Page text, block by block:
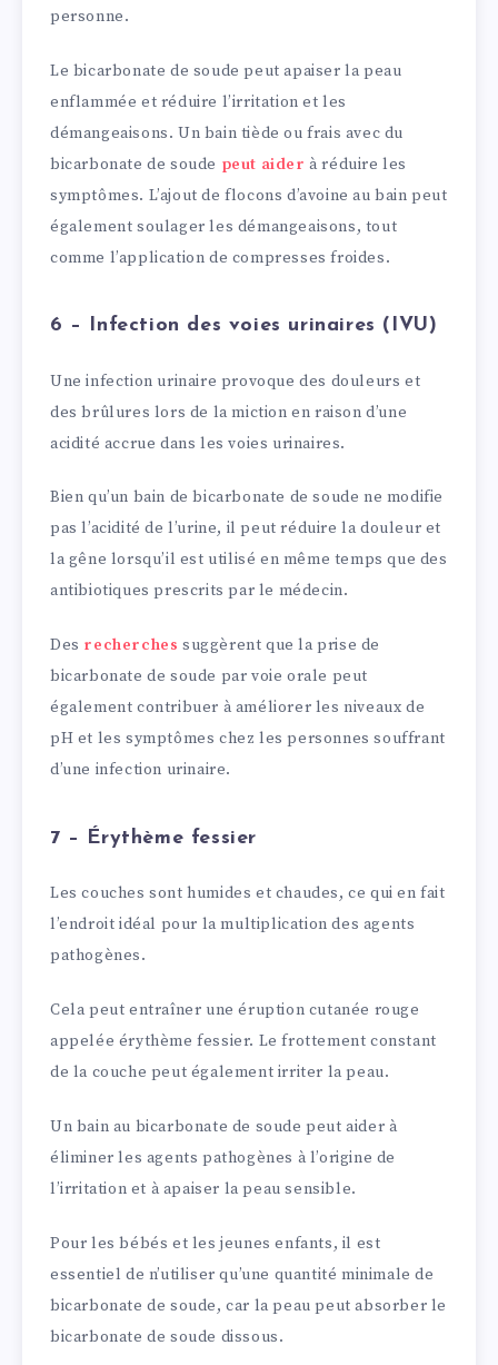
personne.
Le bicarbonate de soude peut apaiser la peau
enflammée et réduire l’irritation et les
démangeaisons. Un bain tiède ou frais avec du
bicarbonate de soude peut aider à réduire les
symptômes. L’ajout de flocons d’avoine au bain peut
également soulager les démangeaisons, tout
comme l’application de compresses froides.
6 – Infection des voies urinaires (IVU)
Une infection urinaire provoque des douleurs et
des brûlures lors de la miction en raison d’une
acidité accrue dans les voies urinaires.
Bien qu’un bain de bicarbonate de soude ne modifie
pas l’acidité de l’urine, il peut réduire la douleur et
la gêne lorsqu’il est utilisé en même temps que des
antibiotiques prescrits par le médecin.
Des recherchessuggèrent que la prise de
bicarbonate de soude par voie orale peut
également contribuer à améliorer les niveaux de
pH et les symptômes chez les personnes souffrant
d’une infection urinaire.
7 – Érythème fessier
Les couches sont humides et chaudes, ce qui en fait
l’endroit idéal pour la multiplication des agents
pathogènes.
Cela peut entraîner une éruption cutanée rouge
appelée érythème fessier. Le frottement constant
de la couche peut également irriter la peau.
Un bain au bicarbonate de soude peut aider à
éliminer les agents pathogènes à l’origine de
l’irritation et à apaiser la peau sensible.
Pour les bébés et les jeunes enfants, il est
essentiel de n’utiliser qu’une quantité minimale de
bicarbonate de soude, car la peau peut absorber le
bicarbonate de soude dissous.